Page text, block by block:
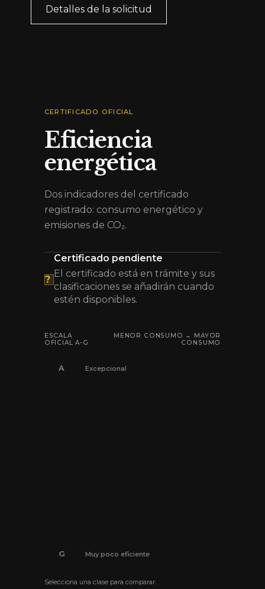
Detalles de la solicitud
CERTIFICADO OFICIAL
Eficiencia
energética
Dos indicadores del certificado
registrado: consumo energético y
emisiones de CO₂.
?
Certificado pendiente
El certificado está en trámite y sus
clasificaciones se añadirán cuando
estén disponibles.
ESCALA
OFICIAL A-G
MENOR CONSUMO → MAYOR
CONSUMO
A Excepcional
G Muy poco eficiente
Selecciona una clase para comparar.